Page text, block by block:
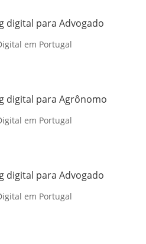
digital para Advogado
em Portugal
digital para Agrônomo
em Portugal
digital para Advogado
em Portugal